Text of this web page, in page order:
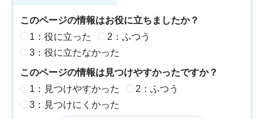
このページの情報はお役に立ちましたか？
1：役に立った
2：ふつう
3：役に立たなかった
このページの情報は見つけやすかったですか？
1：見つけやすかった
2：ふつう
3：見つけにくかった